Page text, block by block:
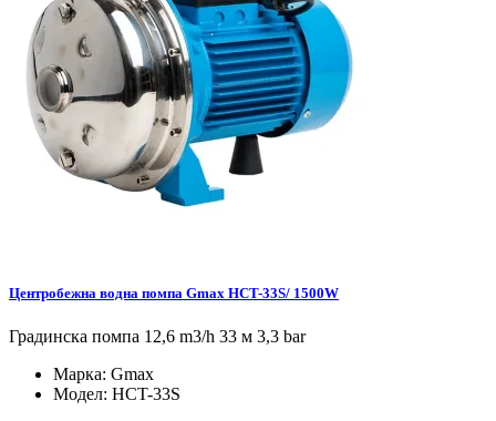
Центробежна водна помпа Gmax HCT-33S/ 1500W
Градинска помпа 12,6 m3/h 33 м 3,3 bar
Марка: Gmax
Модел: HCT-33S